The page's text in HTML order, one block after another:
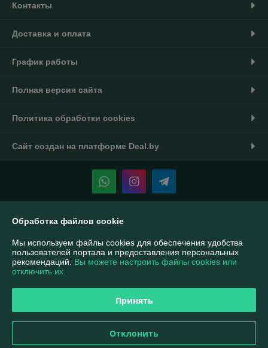
Контакты
Доставка и оплата
График работы
Полная версия сайта
Политика обработки cookies
Сайт создан на платформе Deal.by
Информация для покупателя
Индивидуальный предприниматель:ИП Тукин Тимур Александрович
Беларусь, г. Минск ул. Калиновского 42-14
Регистрационный номер ЕГР: 190508547
УНП: 190508547
Регистрационный орган: Минский горисполком
Дата регистрации компании: 24.10.2014
Ссылка на свидетельство/лицензию
Обработка файлов cookie
Мы используем файлы cookies для обеспечения удобства
пользователей портала и предоставления персональных
рекомендаций. Вы можете настроить файлы cookies или
отключить их.
Принять
Отклонить